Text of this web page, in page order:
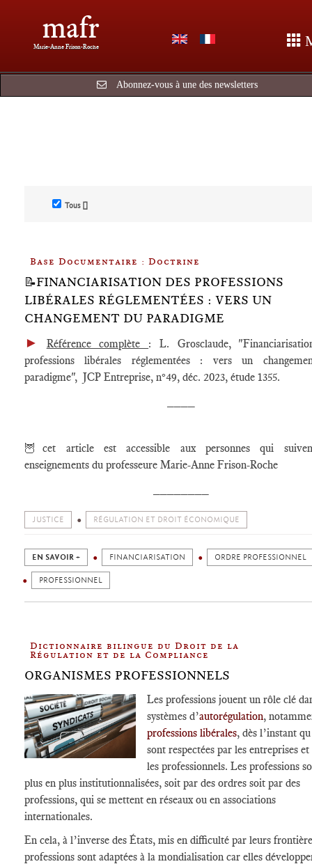
mafr
Marie-Anne Frison-Roche
Abonnez-vous à une des newsletters
Tous []
Base Documentaire : Doctrine
📝FINANCIARISATION DES PROFESSIONS
LIBÉRALES RÉGLEMENTÉES : VERS UN
CHANGEMENT DU PARADIGME
► Référence complète : L. Grosclaude,
professions libérales réglementées : vers un
paradigme", JCP Entreprise, n°49, déc. 2023, étude 1355.
🦉cet article est accessible aux personnes qui
enseignements du professeure Marie-Anne Frison-Roche
JUSTICE RÉGULATION ET DROIT ÉCONOMIQUE
EN SAVOIR + FINANCIARISATION ORDRE PROFESSIONNEL
PROFESSIONNEL
Dictionnaire bilingue du Droit de la
Régulation et de la Compliance
ORGANISMES PROFESSIONNELS
Les professions jouent un rôle clé
systèmes d’autorégulation,
professions libérales, dès l’instant
sont respectées par les entreprises
les professionnels. Les professions
plus en plus institutionnalisées, soit par des ordres soit par des
professions, qui se mettent en réseaux ou en associations
internationales.
En cela, à l’inverse des États, mis en difficulté par leurs
professions sont adaptées à la mondialisation car elles